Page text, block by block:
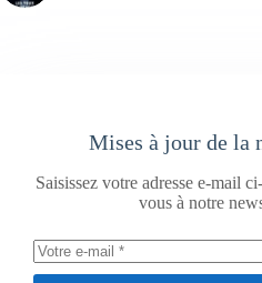
Mises à jour de la
Saisissez votre adresse e-mail
vous à notre